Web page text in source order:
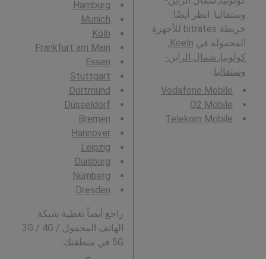
وستفاليا. انظر أيضًا:
خريطة bitrates للأجهزة
المحمولة في
Koeln,
كولونيا, شمال الراين-
وستفاليا .
Vodafone Mobile
O2 Mobile
Telekom Mobile
Hamburg
Munich
Köln
Frankfurt am Main
Essen
Stuttgart
Dortmund
Düsseldorf
Bremen
Hannover
Leipzig
Duisburg
Nürnberg
Dresden
راجع أيضاً تغطية شبكة
الهاتف المحمول 3G / 4G /
5G في منطقتك: